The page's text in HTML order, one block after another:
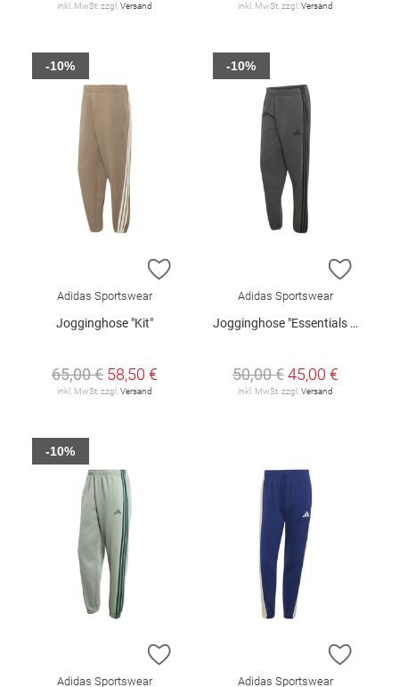
inkl. MwSt. zzgl. Versand inkl. MwSt. zzgl. Versand
ZUR WUNSCHLISTE HINZUFÜGEN
Adidas Sportswear
Jogginghose "Kit"
65,00 € 58,50 €
inkl. MwSt. zzgl. Versand
-10%
ZUR
Adidas Sportswear
Jogginghose "Essentials Fleece"
50,00 €45,00 €
inkl. MwSt. zzgl. Versand
-10%
ZUR WUNSCHLISTE HINZUFÜGEN
Adidas Sportswear
-10%
ZUR
Adidas Sportswear